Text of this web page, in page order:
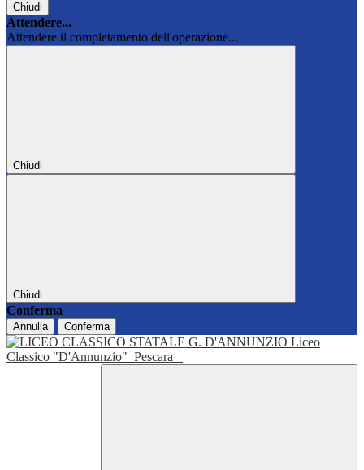
Chiudi
Attendere...
Attendere il completamento dell'operazione...
Chiudi
Chiudi
Conferma
Annulla Conferma
Liceo
Classico "D'Annunzio" Pescara